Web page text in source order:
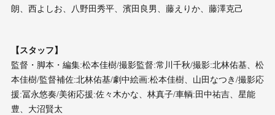
朗、西よしお、八野田秀平、濱田良男、藤えりか、藤澤克己
【スタッフ】
監督・脚本・編集:松本佳樹/撮影監督:常川千秋/撮影:北林佑基、松
本佳樹/監督補佐:北林佑基/劇中絵画:松本佳樹、山田なつき/撮影応
援:冨永悠奏/美術応援:佐々木かな、林真子/車輌:田中祐吉、星能
豊、大沼賢太